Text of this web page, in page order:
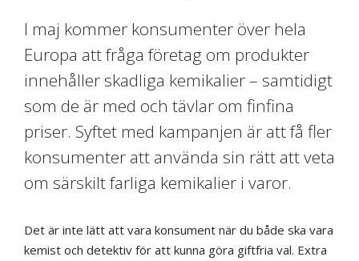
I maj kommer konsumenter över hela
Europa att fråga företag om produkter
innehåller skadliga kemikalier ­– samtidigt
som de är med och tävlar om finfina
priser. Syftet med kampanjen är att få fler
konsumenter att använda sin rätt att veta
om särskilt farliga kemikalier i varor.
Det är inte lätt att vara konsument när du både ska vara
kemist och detektiv för att kunna göra giftfria val. Extra